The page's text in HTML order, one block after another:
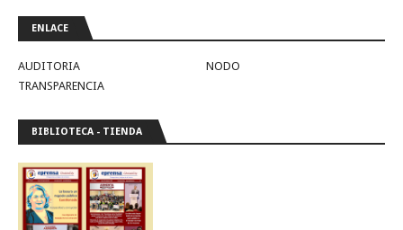
ENLACE
AUDITORIA
NODO
TRANSPARENCIA
BIBLIOTECA - TIENDA